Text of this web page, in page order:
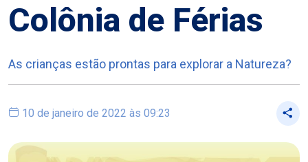
Colônia de Férias
As crianças estão prontas para explorar a Natureza?
10 de janeiro de 2022 às 09:23